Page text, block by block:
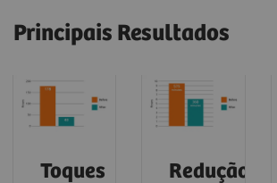
Principais Resultados
Toques
Redução